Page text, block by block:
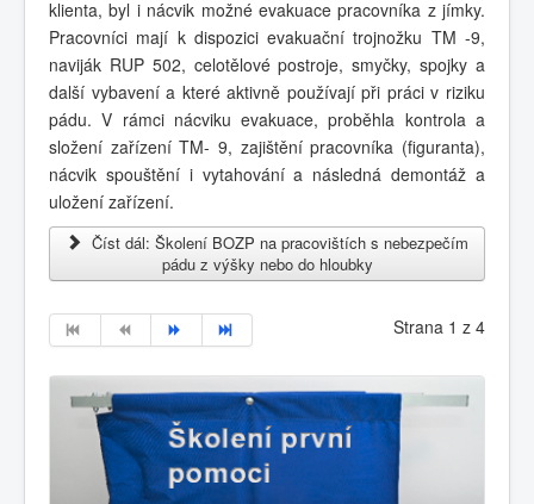
klienta, byl i nácvik možné evakuace pracovníka z jímky.
Pracovníci mají k dispozici evakuační trojnožku TM -9,
naviják RUP 502, celotělové postroje, smyčky, spojky a
další vybavení a které aktivně používají při práci v riziku
pádu. V rámci nácviku evakuace, proběhla kontrola a
složení zařízení TM- 9, zajištění pracovníka (figuranta),
nácvik spouštění i vytahování a následná demontáž a
uložení zařízení.
Číst dál: Školení BOZP na pracovištích s nebezpečím
pádu z výšky nebo do hloubky
Strana 1 z 4